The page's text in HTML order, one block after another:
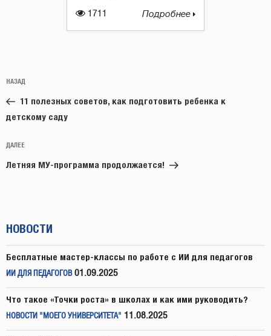
1711 Подробнее
по
записям
Предыдущая
запись:
НАЗАД
11 полезных советов, как подготовить ребенка к
детскому саду
Следующая
запись
ДАЛЕЕ
Летняя МУ-программа продолжается!
НОВОСТИ
Бесплатные мастер-классы по работе с ИИ для педагогов
ИИ ДЛЯ ПЕДАГОГОВ 01.09.2025
Что такое «Точки роста» в школах и как ими руководить?
НОВОСТИ "МОЕГО УНИВЕРСИТЕТА" 11.08.2025